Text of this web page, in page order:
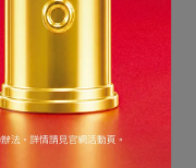
經驗，不斷
衛生套均採
〞物料製